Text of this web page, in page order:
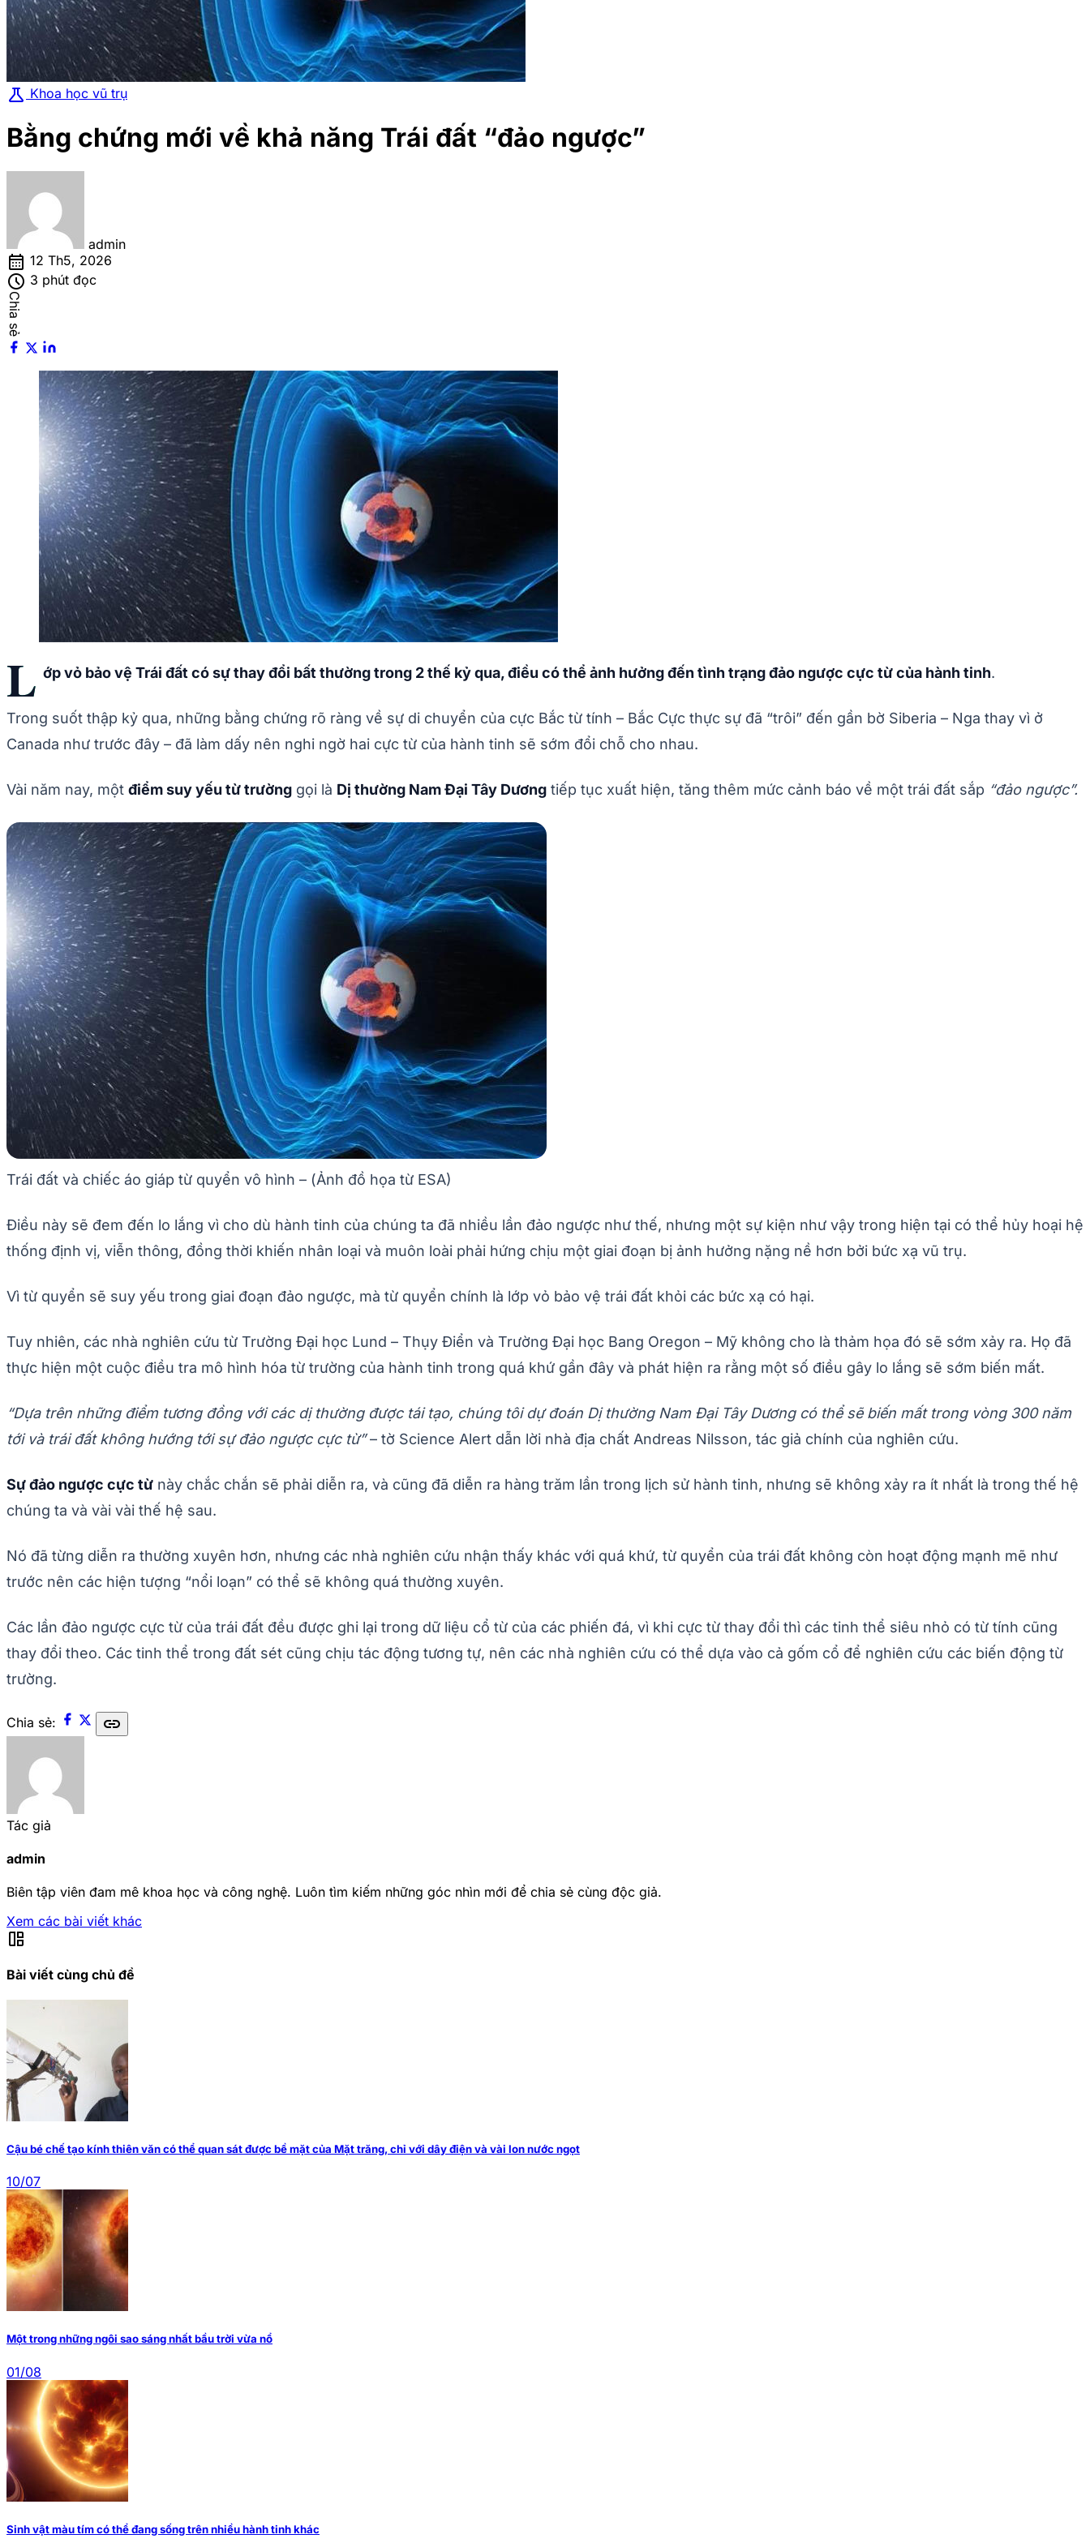
science Khoa học vũ trụ
Bằng chứng mới về khả năng Trái đất “đảo ngược”
admin
calendar_month 12 Th5, 2026
schedule 3 phút đọc
Chia sẻ
L ớp vỏ bảo vệ Trái đất có sự thay đổi bất thường trong 2 thế kỷ qua, điều có thể ảnh hưởng đến tình trạng đảo ngược cực từ của hành tinh.
Trong suốt thập kỷ qua, những bằng chứng rõ ràng về sự di chuyển của cực Bắc từ tính – Bắc Cực thực sự đã “trôi” đến gần bờ Siberia – Nga thay vì ở
Canada như trước đây – đã làm dấy nên nghi ngờ hai cực từ của hành tinh sẽ sớm đổi chỗ cho nhau.
Vài năm nay, một điểm suy yếu từ trường gọi là Dị thường Nam Đại Tây Dương tiếp tục xuất hiện, tăng thêm mức cảnh báo về một trái đất sắp “đảo ngược”.
Trái đất và chiếc áo giáp từ quyển vô hình – (Ảnh đồ họa từ ESA)
Điều này sẽ đem đến lo lắng vì cho dù hành tinh của chúng ta đã nhiều lần đảo ngược như thế, nhưng một sự kiện như vậy trong hiện tại có thể hủy hoại hệ
thống định vị, viễn thông, đồng thời khiến nhân loại và muôn loài phải hứng chịu một giai đoạn bị ảnh hưởng nặng nề hơn bởi bức xạ vũ trụ.
Vì từ quyển sẽ suy yếu trong giai đoạn đảo ngược, mà từ quyển chính là lớp vỏ bảo vệ trái đất khỏi các bức xạ có hại.
Tuy nhiên, các nhà nghiên cứu từ Trường Đại học Lund – Thụy Điển và Trường Đại học Bang Oregon – Mỹ không cho là thảm họa đó sẽ sớm xảy ra. Họ đã
thực hiện một cuộc điều tra mô hình hóa từ trường của hành tinh trong quá khứ gần đây và phát hiện ra rằng một số điều gây lo lắng sẽ sớm biến mất.
“Dựa trên những điểm tương đồng với các dị thường được tái tạo, chúng tôi dự đoán Dị thường Nam Đại Tây Dương có thể sẽ biến mất trong vòng 300 năm
tới và trái đất không hướng tới sự đảo ngược cực từ”– tờ Science Alert dẫn lời nhà địa chất Andreas Nilsson, tác giả chính của nghiên cứu.
Sự đảo ngược cực từ này chắc chắn sẽ phải diễn ra, và cũng đã diễn ra hàng trăm lần trong lịch sử hành tinh, nhưng sẽ không xảy ra ít nhất là trong thế hệ
chúng ta và vài vài thế hệ sau.
Nó đã từng diễn ra thường xuyên hơn, nhưng các nhà nghiên cứu nhận thấy khác với quá khứ, từ quyển của trái đất không còn hoạt động mạnh mẽ như
trước nên các hiện tượng “nổi loạn” có thể sẽ không quá thường xuyên.
Các lần đảo ngược cực từ của trái đất đều được ghi lại trong dữ liệu cổ từ của các phiến đá, vì khi cực từ thay đổi thì các tinh thể siêu nhỏ có từ tính cũng
thay đổi theo. Các tinh thể trong đất sét cũng chịu tác động tương tự, nên các nhà nghiên cứu có thể dựa vào cả gốm cổ để nghiên cứu các biến động từ
trường.
Chia sẻ: link
Tác giả
admin
Biên tập viên đam mê khoa học và công nghệ. Luôn tìm kiếm những góc nhìn mới để chia sẻ cùng độc giả.
Xem các bài viết khác
auto_awesome_mosaic
Bài viết cùng chủ đề
Cậu bé chế tạo kính thiên văn có thể quan sát được bề mặt của Mặt trăng, chỉ với dây điện và vài lon nước ngọt
10/07
Một trong những ngôi sao sáng nhất bầu trời vừa nổ
01/08
Sinh vật màu tím có thể đang sống trên nhiều hành tinh khác